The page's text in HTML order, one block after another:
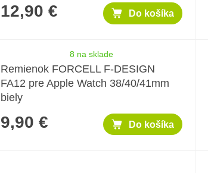
12,90 € Do košíka
8 na sklade
Remienok FORCELL F-DESIGN
FA12 pre Apple Watch 38/40/41mm
biely
9,90 € Do košíka